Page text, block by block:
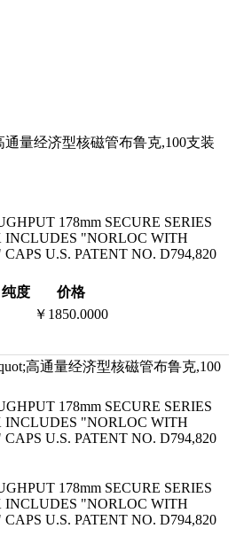
通量经济型核磁管布鲁克,100支装
178mm SECURE SERIES
INCLUDES "NORLOC WITH
U.S. PATENT NO. D794,820
纯度
价格
￥1850.0000
高通量经济型核磁管布鲁克,100
178mm SECURE SERIES
INCLUDES "NORLOC WITH
U.S. PATENT NO. D794,820
178mm SECURE SERIES
INCLUDES "NORLOC WITH
U.S. PATENT NO. D794,820